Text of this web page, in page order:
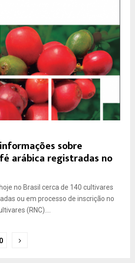
sobre
arábica registradas no
no Brasil cerca de 140 cultivares
ou em processo de inscrição no
(RNC)....